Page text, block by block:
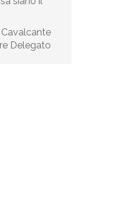
Cavalcante
Delegato